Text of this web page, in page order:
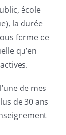
école
la durée
forme de
qu’en
de mes
de 30 ans